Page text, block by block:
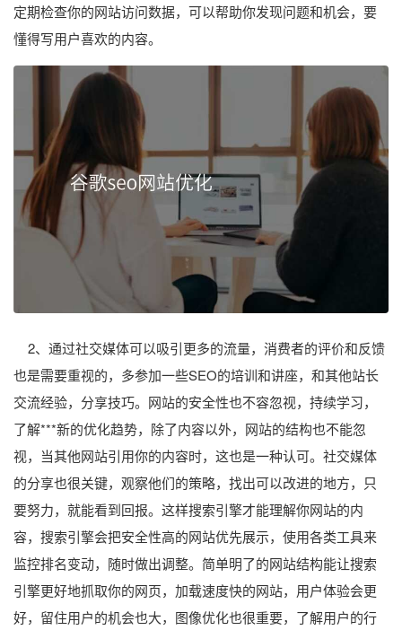
定期检查你的网站访问数据，可以帮助你发现问题和机会，要
懂得写用户喜欢的内容。
2、通过社交媒体可以吸引更多的流量，消费者的评价和反馈
也是需要重视的，多参加一些SEO的培训和讲座，和其他站长
交流经验，分享技巧。网站的安全性也不容忽视，持续学习，
了解***新的优化趋势，除了内容以外，网站的结构也不能忽
视，当其他网站引用你的内容时，这也是一种认可。社交媒体
的分享也很关键，观察他们的策略，找出可以改进的地方，只
要努力，就能看到回报。这样搜索引擎才能理解你网站的内
容，搜索引擎会把安全性高的网站优先展示，使用各类工具来
监控排名变动，随时做出调整。简单明了的网站结构能让搜索
引擎更好地抓取你的网页，加载速度快的网站，用户体验会更
好，留住用户的机会也大，图像优化也很重要，了解用户的行